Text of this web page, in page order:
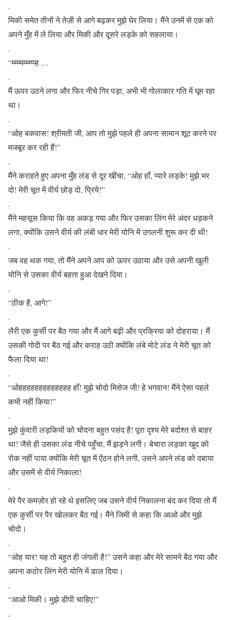
.
मिकी समेत तीनों ने तेज़ी से आगे बढ़कर मुझे घेर लिया। मैंने उनमें से एक को
अपने मुँह में ले लिया और मिकी और दूसरे लड़के को सहलाया।
.
“म्म्म्मम्म्म्प्प्ह …
.
मैं ऊपर उठने लगा और फिर नीचे गिर पड़ा, अभी भी गोलाकार गति में घूम रहा
था।
.
“ओह बकवास! श्रीमती जी, आप तो मुझे पहले ही अपना सामान शूट करने पर
मजबूर कर रही हैं!”
.
मैंने कराहते हुए अपना मुँह लंड से दूर खींचा, “ओह हाँ, प्यारे लड़के! मुझे भर
दो! मेरी चूत में वीर्य छोड़ दो, प्रिये!”
.
मैंने महसूस किया कि वह अकड़ गया और फिर उसका लिंग मेरे अंदर धड़कने
लगा, क्योंकि उसने वीर्य की लंबी धार मेरी योनि में उगलनी शुरू कर दी थी!
.
जब वह थक गया, तो मैंने अपने आप को ऊपर उठाया और उसे अपनी खुली
योनि से उसका वीर्य बहता हुआ देखने दिया।
.
“ठीक है, आगे!”
.
लैरी एक कुर्सी पर बैठ गया और मैं आगे बढ़ी और प्रक्रिया को दोहराया। मैं
उसकी गोदी पर बैठ गई और कराह उठी क्योंकि लंबे मोटे लंड ने मेरी चूत को
फैला दिया था!
.
“ओहहहहहहहहहहहहह हाँ! मुझे चोदो मिसेज जी! हे भगवान! मैंने ऐसा पहले
कभी नहीं किया!”
.
मुझे कुंवारी लड़कियों को चोदना बहुत पसंद है! पूरा दृश्य मेरे बर्दाश्त से बाहर
था! जैसे ही उसका लंड नीचे पहुँचा, मैं झड़ने लगी। बेचारा लड़का खुद को
रोक नहीं पाया क्योंकि मेरी चूत में ऐंठन होने लगी, उसने अपने लंड को दबाया
और उसमें से वीर्य निकाला!
.
मेरे पैर कमज़ोर हो रहे थे इसलिए जब उसने वीर्य निकालना बंद कर दिया तो मैं
एक कुर्सी पर पैर खोलकर बैठ गई। मैंने जिमी से कहा कि आओ और मुझे
चोदो।
.
“ओह यार! यह तो बहुत ही जंगली है!” उसने कहा और मेरे सामने बैठ गया और
अपना कठोर लिंग मेरी योनि में डाल दिया।
.
“आओ मिकी। मुझे डीपी चाहिए!”
.